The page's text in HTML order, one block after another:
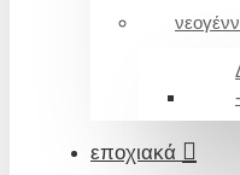
εποχιακά